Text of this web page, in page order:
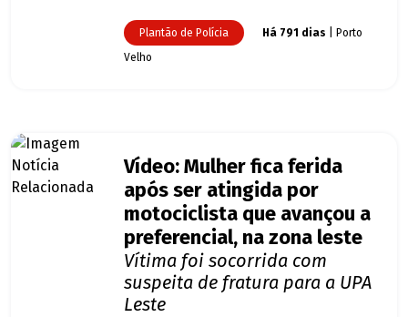
Plantão de Polícia Há 791 dias | Porto
Velho
Vídeo: Mulher fica ferida
após ser atingida por
motociclista que avançou a
preferencial, na zona leste
Vítima foi socorrida com
suspeita de fratura para a UPA
Leste